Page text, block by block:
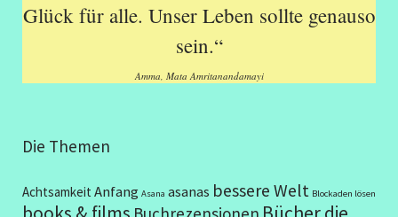
Glück für alle. Unser Leben sollte genauso
sein.“
Amma, Mata Amritanandamayi
Die Themen
Achtsamkeit Anfang Asana asanas bessere Welt Blockaden lösen